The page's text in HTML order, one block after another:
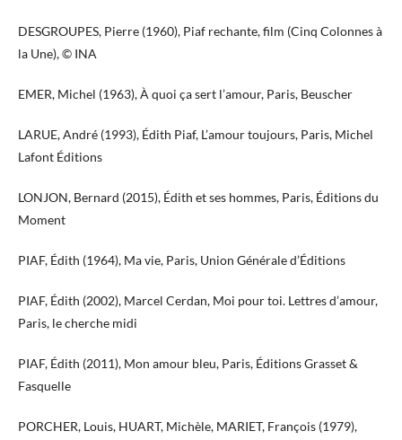
DESGROUPES, Pierre (1960), Piaf rechante, film (Cinq Colonnes à
la Une), © INA
EMER, Michel (1963), À quoi ça sert l’amour, Paris, Beuscher
LARUE, André (1993), Édith Piaf, L’amour toujours, Paris, Michel
Lafont Éditions
LONJON, Bernard (2015), Édith et ses hommes, Paris, Éditions du
Moment
PIAF, Édith (1964), Ma vie, Paris, Union Générale d’Éditions
PIAF, Édith (2002), Marcel Cerdan, Moi pour toi. Lettres d’amour,
Paris, le cherche midi
PIAF, Édith (2011), Mon amour bleu, Paris, Éditions Grasset &
Fasquelle
PORCHER, Louis, HUART, Michèle, MARIET, François (1979),